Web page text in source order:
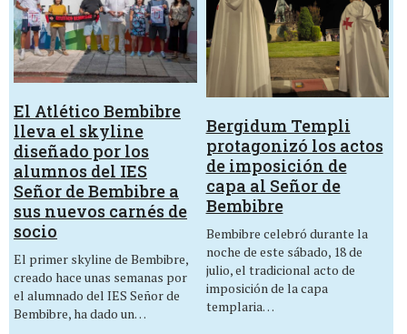
El Atlético Bembibre
lleva el skyline
diseñado por los
alumnos del IES
Señor de Bembibre a
sus nuevos carnés de
socio
El primer skyline de Bembibre,
creado hace unas semanas por
el alumnado del IES Señor de
Bembibre, ha dado un…
Bergidum Templi
protagonizó los actos
de imposición de
capa al Señor de
Bembibre
Bembibre celebró durante la
noche de este sábado, 18 de
julio, el tradicional acto de
imposición de la capa
templaria…